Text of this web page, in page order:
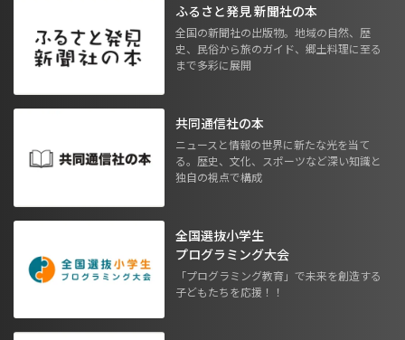
ふるさと発見 新聞社の本
全国の新聞社の出版物。地域の自然、歴
史、民俗から旅のガイド、郷土料理に至る
まで多彩に展開
共同通信社の本
ニュースと情報の世界に新たな光を当て
る。歴史、文化、スポーツなど深い知識と
独自の視点で構成
全国選抜小学生
プログラミング大会
「プログラミング教育」で未来を創造する
子どもたちを応援！！